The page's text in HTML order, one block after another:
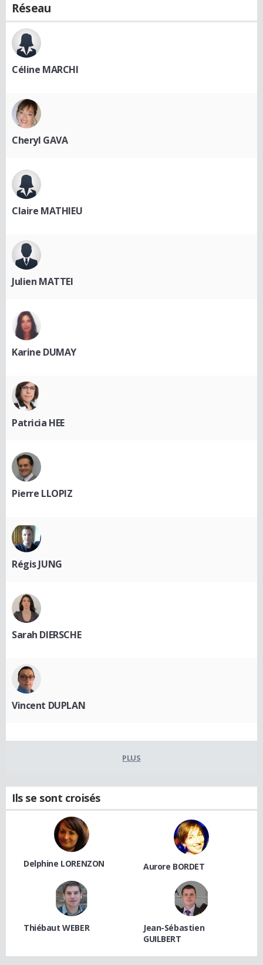
Réseau
Céline MARCHI
Cheryl GAVA
Claire MATHIEU
Julien MATTEI
Karine DUMAY
Patricia HEE
Pierre LLOPIZ
Régis JUNG
Sarah DIERSCHE
Vincent DUPLAN
PLUS
Ils se sont croisés
Delphine LORENZON Aurore BORDET
Thiébaut WEBER
Jean-Sébastien
GUILBERT